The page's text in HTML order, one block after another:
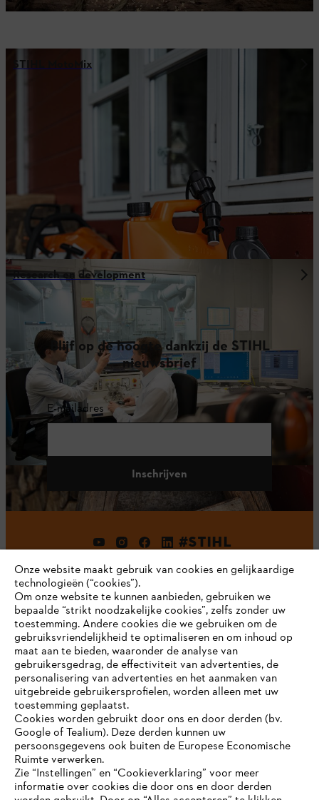
STIHL MotoMix
Research en development
Blijf op de hoogte dankzij de STIHL
nieuwsbrief
E-mailadres
Inschrijven
#STIHL
Bedrijf
STIHL FAQ
Contact
JE BROWSER WORDT NIET
Onze website maakt gebruik van cookies en gelijkaardige
technologieën (“cookies”).
Om onze website te kunnen aanbieden, gebruiken we
bepaalde “strikt noodzakelijke cookies”, zelfs zonder uw
toestemming. Andere cookies die we gebruiken om de
gebruiksvriendelijkheid te optimaliseren en om inhoud op
maat aan te bieden, waaronder de analyse van
gebruikersgedrag, de effectiviteit van advertenties, de
personalisering van advertenties en het aanmaken van
uitgebreide gebruikersprofielen, worden alleen met uw
toestemming geplaatst.
Cookies worden gebruikt door ons en door derden (bv.
Google of Tealium). Deze derden kunnen uw
persoonsgegevens ook buiten de Europese Economische
Ruimte verwerken.
Zie “Instellingen” en “Cookieverklaring” voor meer
informatie over cookies die door ons en door derden